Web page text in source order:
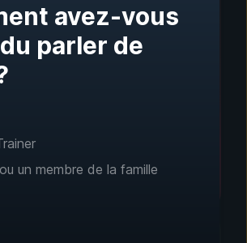
en un clic
intelligente trouve
vos jeux installés. Aucune
manuelle n’est nécessaire.
avez-vous
parler de
un membre de la famille